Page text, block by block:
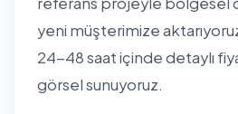
yeni müşterimize
24-48 saat içinde detaylı
görsel sunuyoruz.